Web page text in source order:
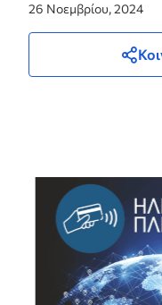
26 Νοεμβρίου, 2024